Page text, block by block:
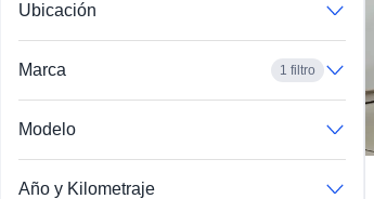
Ubicación
Marca 1 filtro
Modelo
Año y Kilometraje